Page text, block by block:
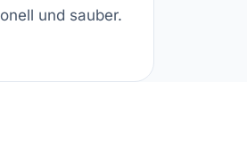
und sauber.